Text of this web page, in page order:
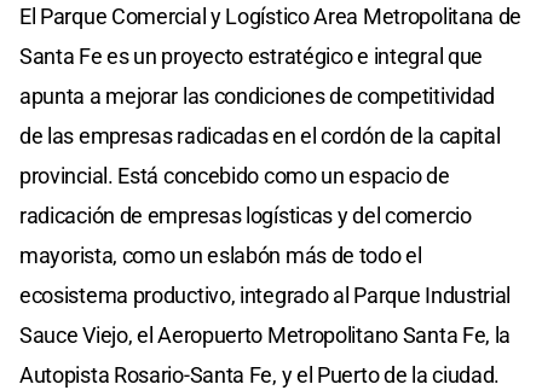
El Parque Comercial y Logístico Area Metropolitana de
Santa Fe es un proyecto estratégico e integral que
apunta a mejorar las condiciones de competitividad
de las empresas radicadas en el cordón de la capital
provincial. Está concebido como un espacio de
radicación de empresas logísticas y del comercio
mayorista, como un eslabón más de todo el
ecosistema productivo, integrado al Parque Industrial
Sauce Viejo, el Aeropuerto Metropolitano Santa Fe, la
Autopista Rosario-Santa Fe, y el Puerto de la ciudad.